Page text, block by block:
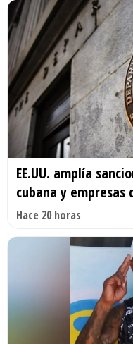
EE.UU. amplía
cubana y empresas
Hace 20 horas